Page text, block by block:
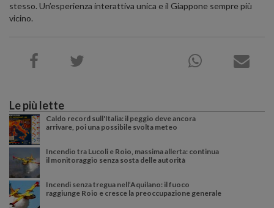
stesso. Un’esperienza interattiva unica e il Giappone sempre più
vicino.
Le più lette
Caldo record sull'Italia: il peggio deve ancora
arrivare, poi una possibile svolta meteo
Incendio tra Lucoli e Roio, massima allerta: continua
il monitoraggio senza sosta delle autorità
Incendi senza tregua nell’Aquilano: il fuoco
raggiunge Roio e cresce la preoccupazione generale